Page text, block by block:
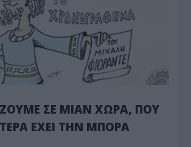
ΣΕ ΜΙΑΝ ΧΩΡΑ, ΠΟΥ
ΕΧΕΙ ΤΗΝ ΜΠΟΡΑ